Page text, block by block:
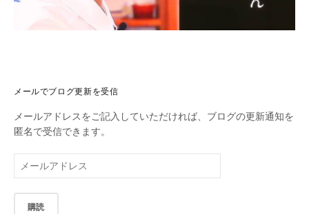
メールでブログ更新を受信
メールアドレスをご記入していただければ、ブログの更新通知を
匿名で受信できます。
ー
ル